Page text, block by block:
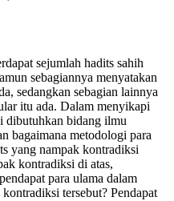
sejumlah hadits sahih
sebagiannya menyatakan
sedangkan sebagian lainnya
itu ada. Dalam menyikapi
dibutuhkan bidang ilmu
bagaimana metodologi para
yang nampak kontradiksi
kontradiksi di atas,
para ulama dalam
tersebut? Pendapat